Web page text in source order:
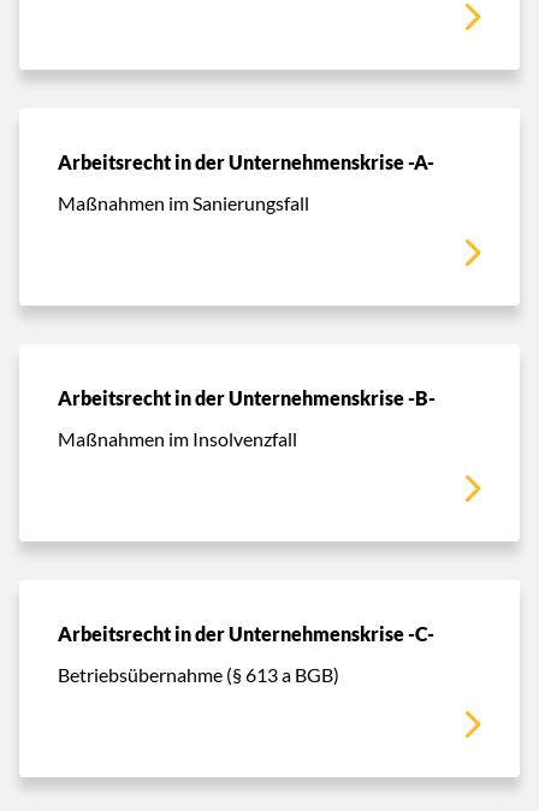
Arbeitsrecht in der Unternehmenskrise -A-
Maßnahmen im Sanierungsfall
Arbeitsrecht in der Unternehmenskrise -B-
Maßnahmen im Insolvenzfall
Arbeitsrecht in der Unternehmenskrise -C-
Betriebsübernahme (§ 613 a BGB)